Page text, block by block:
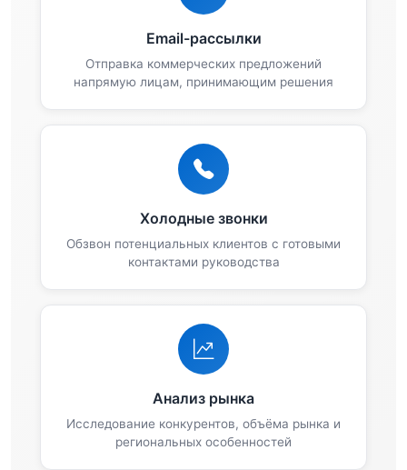
Email-рассылки
Отправка коммерческих предложений
напрямую лицам, принимающим решения
Холодные звонки
Обзвон потенциальных клиентов с готовыми
контактами руководства
Анализ рынка
Исследование конкурентов, объёма рынка и
региональных особенностей